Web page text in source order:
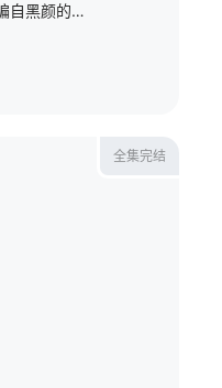
横屏短剧《春花宴》发布组讯，改编自黑颜的女频小说《春花厌》，预计4月下旬开机。
全集完结